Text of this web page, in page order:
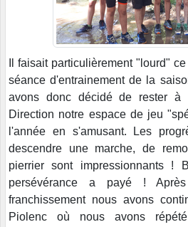
Il faisait particulièrement "lourd"
séance d'entrainement de la
avons donc décidé de rester à
Direction notre espace de jeu
l'année en s'amusant. Les
descendre une marche, de
pierrier sont impressionnants !
persévérance a payé !
franchissement nous avons
Piolenc où nous avons